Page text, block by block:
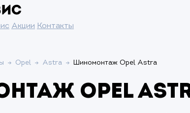
Акции Контакты
Opel Astra Шиномонтаж Opel Astra
Opel